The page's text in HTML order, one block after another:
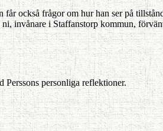
också frågor om hur han ser på
invånare i Staffanstorp kommun,
personliga reflektioner.